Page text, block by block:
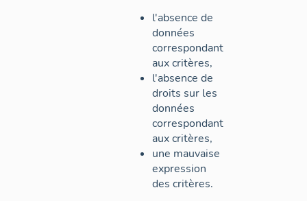
l'absence de
données
correspondant
aux critères,
l'absence de
droits sur les
données
correspondant
aux critères,
une mauvaise
expression
des critères.